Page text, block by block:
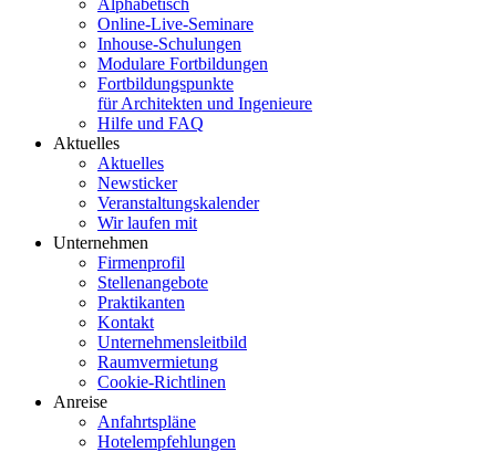
Online-Live-Seminare
Inhouse-Schulungen
Modulare Fortbildungen
Fortbildungspunkte
für Architekten und Ingenieure
Hilfe und FAQ
Aktuelles
Aktuelles
Newsticker
Veranstaltungskalender
Wir laufen mit
Unternehmen
Firmenprofil
Stellenangebote
Praktikanten
Kontakt
Unternehmensleitbild
Raumvermietung
Cookie-Richtlinen
Anreise
Anfahrtspläne
Hotelempfehlungen